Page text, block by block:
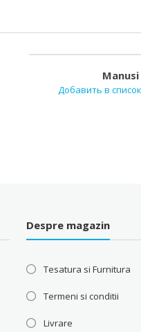
Manusi
Добавить в
Despre magazin
Tesatura si Furnitura
Termeni si conditii
Livrare